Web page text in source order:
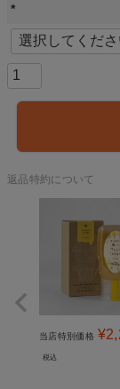
必
須
)
返品特約について
当店特別価格 ¥
税込